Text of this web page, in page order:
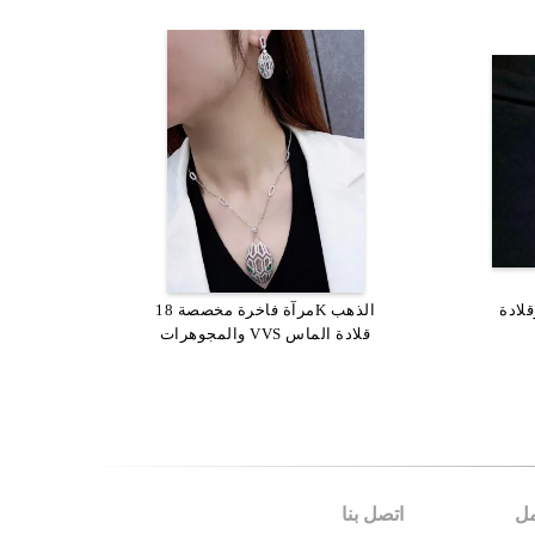
مرآة فاخرة مخصصة 18K الذهب
والمجوهرات VVS قلادة الماس
كارت وقلادة
حليمة Cerchi Astrale 18K الذهب
الزهري الماس قلادة تخصيص متاحة
اتصل بنا